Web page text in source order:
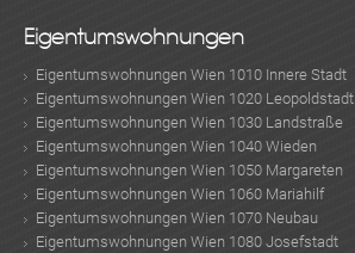
Eigentumswohnungen
Eigentumswohnungen Wien 1010 Innere Stadt
Eigentumswohnungen Wien 1020 Leopoldstadt
Eigentumswohnungen Wien 1030 Landstraße
Eigentumswohnungen Wien 1040 Wieden
Eigentumswohnungen Wien 1050 Margareten
Eigentumswohnungen Wien 1060 Mariahilf
Eigentumswohnungen Wien 1070 Neubau
Eigentumswohnungen Wien 1080 Josefstadt